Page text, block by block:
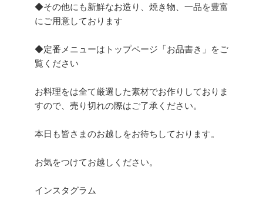
◆その他にも新鮮なお造り、焼き物、一品を豊富
にご用意しております
◆定番メニューはトップページ「お品書き」をご
覧ください
お料理をは全て厳選した素材でお作りしておりま
すので、売り切れの際はご了承ください。
本日も皆さまのお越しをお待ちしております。
お気をつけてお越しください。
インスタグラム